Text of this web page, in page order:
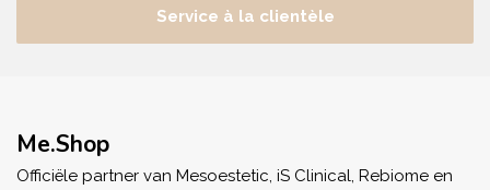
Service à la clientèle
Me.Shop
Officiële partner van Mesoestetic, iS Clinical, Rebiome en